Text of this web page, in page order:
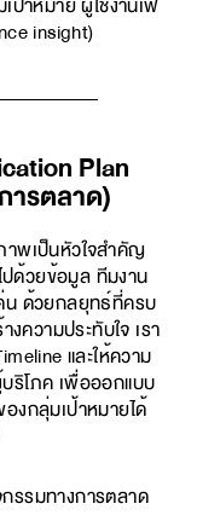
insight)
Plan
ารตลาด)
พเป็นหัวใจสำคัญ
ปด้วยข้อมูล ทีมงาน
น ด้วยกลยุทธ์ที่ครบ
ความประทับใจ เรา
และให้ความ
ริโภค เพื่อออกแบบ
งกลุ่มเป้าหมายได้
รรมทางการตลาด